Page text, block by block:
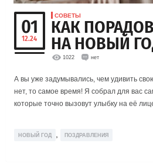
01
12.24
СОВЕТЫ
КАК
НА НОВЫЙ
1022 нет
А вы уже задумывались, чем удивить
нет, то самое время! Я собрал для вас
которые точно вызовут улыбку на её
НОВЫЙ ГОД ПОЗДРАВЛЕНИЯ